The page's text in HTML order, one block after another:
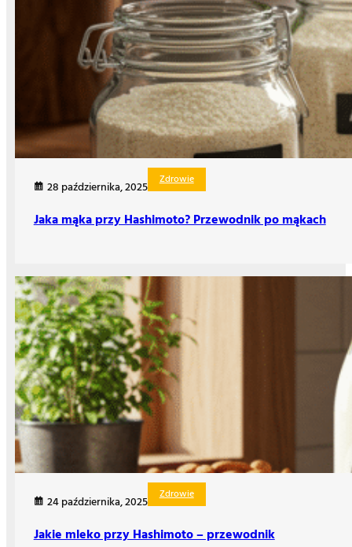
28 października, 2025 Zdrowie
Jaka mąka przy Hashimoto? Przewodnik po mąkach
24 października, 2025 Zdrowie
Jakie mleko przy Hashimoto – przewodnik